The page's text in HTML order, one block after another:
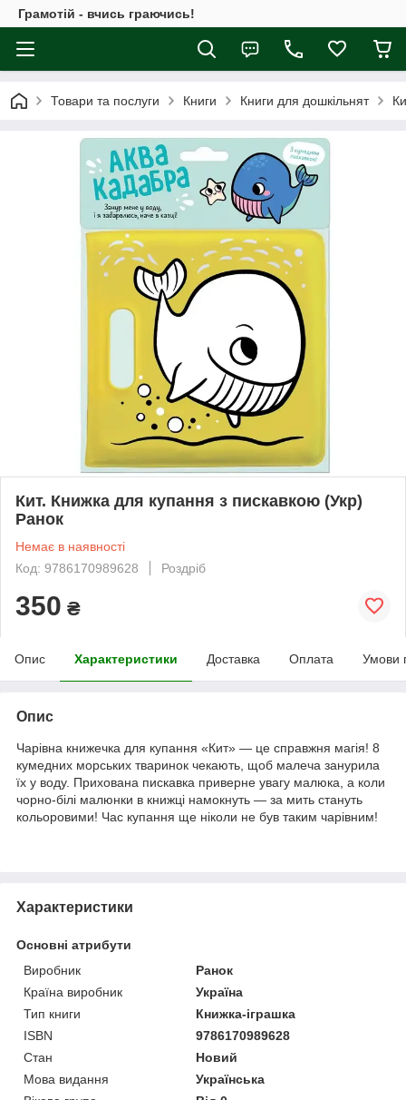
Грамотій - вчись граючись!
Товари та послуги Книги Книги для дошкільнят
Кит. Книжка для купання з пискавкою (Укр)
Ранок
Немає в наявності
Код: 9786170989628
Роздріб
350 ₴
Опис Характеристики Доставка Оплата Умови
Опис
Чарівна книжечка для купання «Кит» — це справжня магія! 8
кумедних морських тваринок чекають, щоб малеча занурила
їх у воду. Прихована пискавка приверне увагу малюка, а коли
чорно-білі малюнки в книжці намокнуть — за мить стануть
кольоровими! Час купання ще ніколи не був таким чарівним!
Характеристики
Основні атрибути
Виробник
Ранок
Країна виробник
Україна
Тип книги
Книжка-іграшка
ISBN
9786170989628
Стан
Новий
Мова видання
Українська